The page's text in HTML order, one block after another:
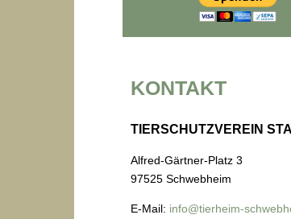
KONTAKT
TIERSCHUTZVEREIN
Alfred-Gärtner-Platz 3
97525 Schwebheim
E-Mail: info@tierheim-